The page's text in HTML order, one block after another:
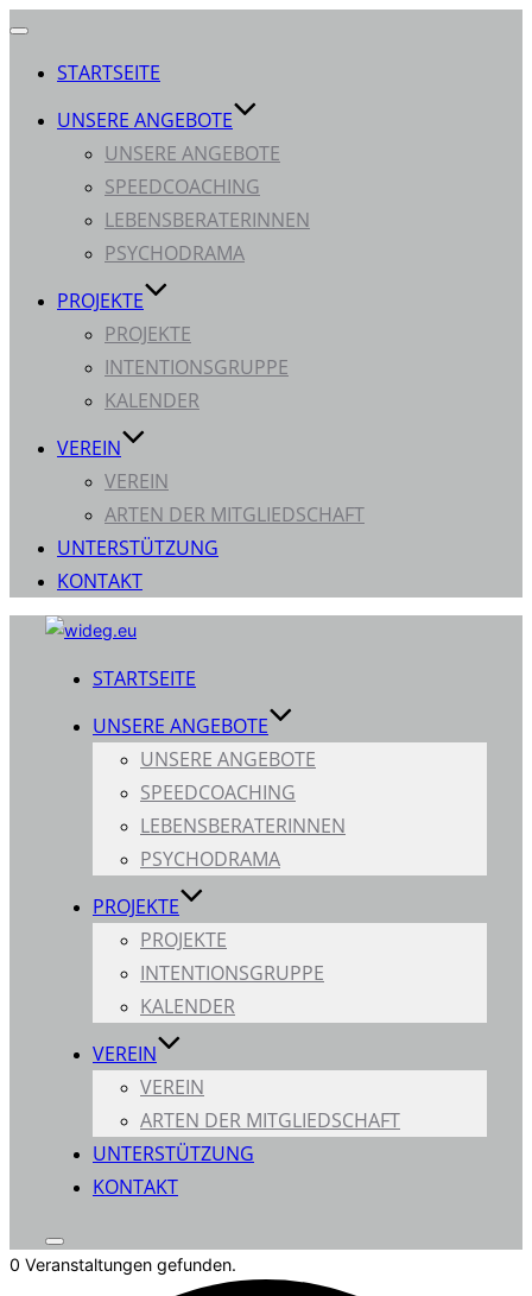
Navigation
STARTSEITE
UNSERE ANGEBOTE
UNSERE ANGEBOTE
SPEEDCOACHING
LEBENSBERATERINNEN
PSYCHODRAMA
PROJEKTE
PROJEKTE
INTENTIONSGRUPPE
KALENDER
VEREIN
VEREIN
ARTEN DER MITGLIEDSCHAFT
UNTERSTÜTZUNG
KONTAKT
springen
STARTSEITE
UNSERE ANGEBOTE
UNSERE ANGEBOTE
SPEEDCOACHING
LEBENSBERATERINNEN
PSYCHODRAMA
PROJEKTE
PROJEKTE
INTENTIONSGRUPPE
KALENDER
VEREIN
VEREIN
ARTEN DER MITGLIEDSCHAFT
UNTERSTÜTZUNG
KONTAKT
Seitenleiste
&
0 Veranstaltungen gefunden.